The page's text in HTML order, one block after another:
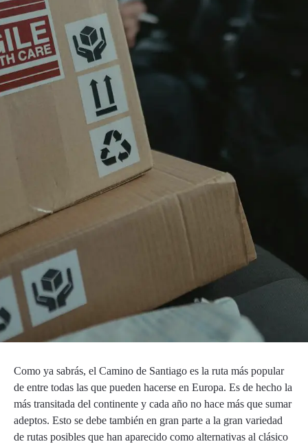
Como ya sabrás, el Camino de Santiago es la ruta más popular
de entre todas las que pueden hacerse en Europa. Es de hecho la
más transitada del continente y cada año no hace más que sumar
adeptos. Esto se debe también en gran parte a la gran variedad
de rutas posibles que han aparecido como alternativas al clásico